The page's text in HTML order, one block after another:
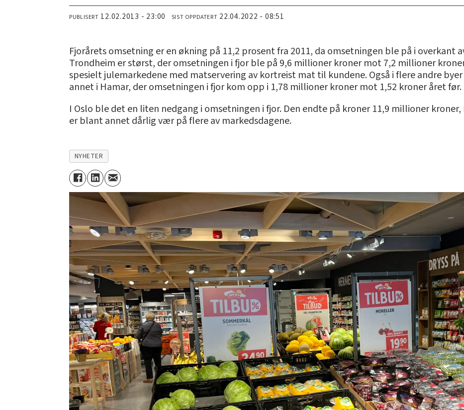
PUBLISERT 12.02.2013 - 23:00 SIST OPPDATERT 22.04.2022 - 08:51
Fjorårets omsetning er en økning på 11,2 prosent fra 2011, da omsetningen ble på i overkant
Trondheim er størst, der omsetningen i fjor ble på 9,6 millioner kroner mot 7,2 millioner
spesielt julemarkedene med matservering av kortreist mat til kundene. Også i flere andre
annet i Hamar, der omsetningen i fjor kom opp i 1,78 millioner kroner mot 1,52 kroner året før.
I Oslo ble det en liten nedgang i omsetningen i fjor. Den endte på kroner 11,9 millioner
er blant annet dårlig vær på flere av markedsdagene.
NYHETER